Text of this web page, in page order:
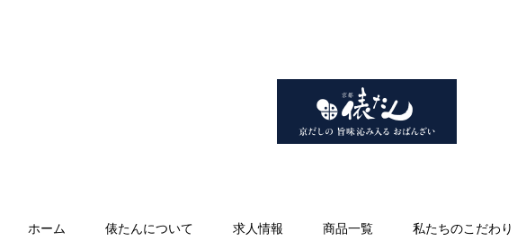
ホーム 俵たんについて 求人情報 商品一覧 私たちのこだわり